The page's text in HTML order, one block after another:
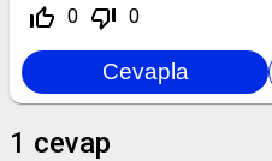
thumb_up_off_alt 0 thumb_down_off_alt 0
1 cevap